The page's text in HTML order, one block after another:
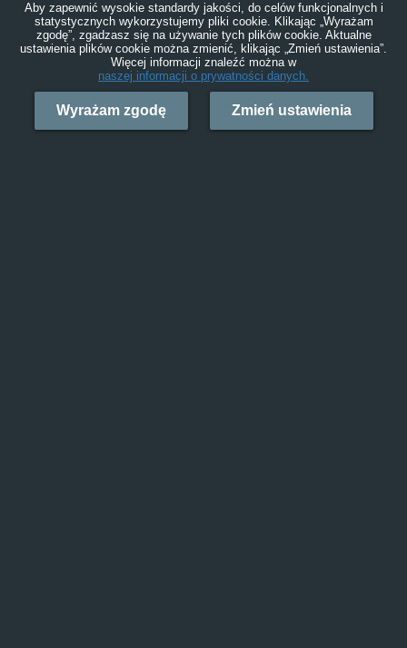
Aby zapewnić wysokie standardy jakości, do celów funkcjonalnych i
statystycznych wykorzystujemy pliki cookie. Klikając „Wyrażam
zgodę”, zgadzasz się na używanie tych plików cookie. Aktualne
ustawienia plików cookie można zmienić, klikając „Zmień ustawienia”.
Więcej informacji znaleźć można w
naszej informacji o prywatności danych.
Wyrażam zgodę Zmień ustawienia